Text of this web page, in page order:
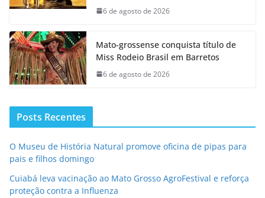
6 de agosto de 2026
Mato-grossense conquista título de
Miss Rodeio Brasil em Barretos
6 de agosto de 2026
Posts Recentes
O Museu de História Natural promove oficina de pipas para
pais e filhos domingo
Cuiabá leva vacinação ao Mato Grosso AgroFestival e reforça
proteção contra a Influenza